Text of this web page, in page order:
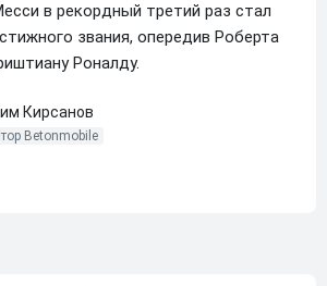
в рекордный третий раз стал
звания, опередив Роберта
Роналду.
Кирсанов
Betonmobile